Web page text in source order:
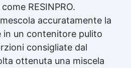
RESINPRO.
accuratamente la
in un contenitore pulito
consigliate dal
ottenuta una miscela